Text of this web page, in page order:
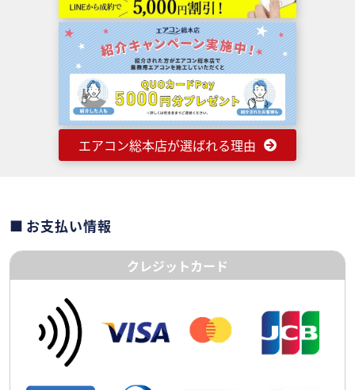
エアコン総本店が選ばれる理由
お支払い情報
クレジットカード